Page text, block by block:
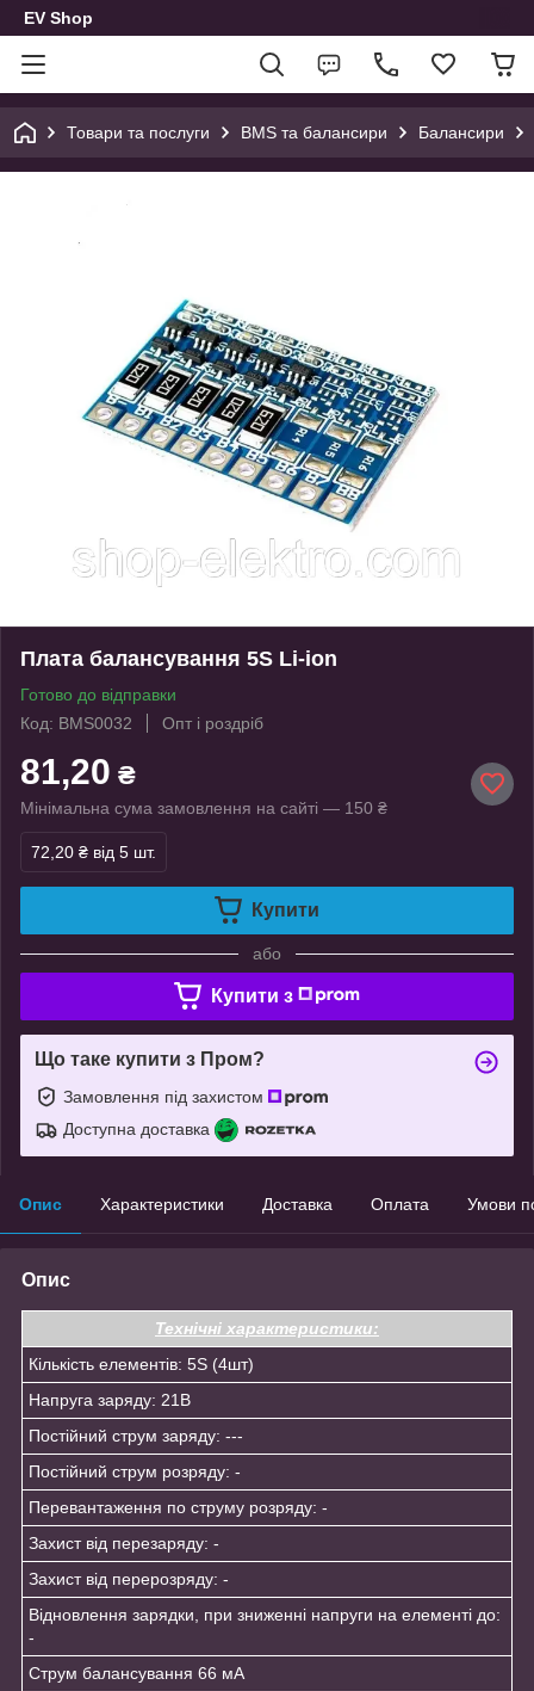
EV Shop
Товари та послуги BMS та балансири Балансири
Плата балансування 5S Li-ion
Готово до відправки
Код: BMS0032
Опт і роздріб
81,20 ₴
Мінімальна сума замовлення на сайті — 150 ₴
72,20 ₴ від 5 шт.
Купити
або
Купити з
Що таке купити з Пром?
Замовлення під захистом
Доступна доставка
Опис Характеристики Доставка Оплата Умови
Опис
Технічні характеристики:
Кількість елементів: 5S (4шт)
Напруга заряду: 21В
Постійний струм заряду: ---
Постійний струм розряду: -
Перевантаження по струму розряду: -
Захист від перезаряду: -
Захист від перерозряду: -
Відновлення зарядки, при зниженні напруги на елементі до:
-
Струм балансування 66 мА